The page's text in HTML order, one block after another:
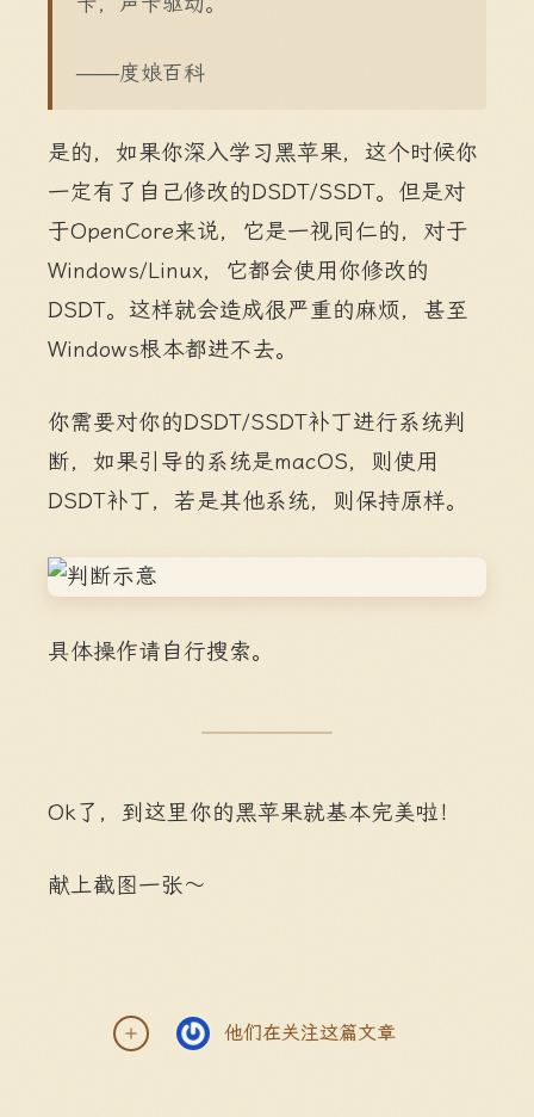
——度娘百科
是的，如果你深入学习黑苹果，这个时候你
一定有了自己修改的DSDT/SSDT。但是对
于OpenCore来说，它是一视同仁的，对于
Windows/Linux，它都会使用你修改的
DSDT。这样就会造成很严重的麻烦，甚至
Windows根本都进不去。
你需要对你的DSDT/SSDT补丁进行系统判
断，如果引导的系统是macOS，则使用
DSDT补丁，若是其他系统，则保持原样。
具体操作请自行搜索。
Ok了，到这里你的黑苹果就基本完美啦！
献上截图一张～
他们在关注这篇文章